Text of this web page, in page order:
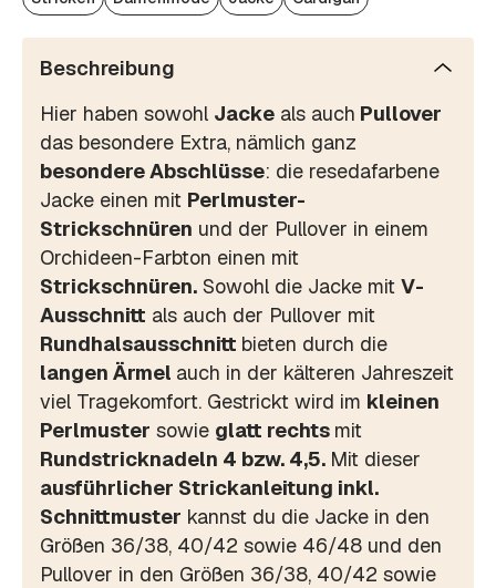
Beschreibung
Hier haben sowohl Jacke als auch Pullover
das besondere Extra, nämlich ganz
besondere Abschlüsse: die resedafarbene
Jacke einen mit Perlmuster-
Strickschnüren und der Pullover in einem
Orchideen-Farbton einen mit
Strickschnüren. Sowohl die Jacke mit V-
Ausschnitt als auch der Pullover mit
Rundhalsausschnitt bieten durch die
langen Ärmel auch in der kälteren Jahreszeit
viel Tragekomfort. Gestrickt wird im kleinen
Perlmuster sowie glatt rechts mit
Rundstricknadeln 4 bzw. 4,5. Mit dieser
ausführlicher Strickanleitung inkl.
Schnittmuster kannst du die Jacke in den
Größen 36/38, 40/42 sowie 46/48 und den
Pullover in den Größen 36/38, 40/42 sowie